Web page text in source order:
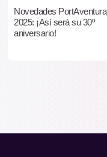
Novedades PortAventura
2025: ¡Así será su 30º
aniversario!